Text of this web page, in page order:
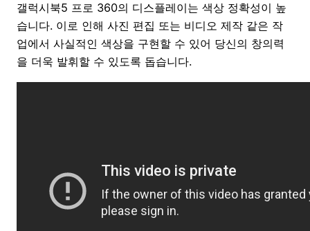
갤럭시북5 프로 360의 디스플레이는 색상 정확성이 높
습니다. 이로 인해 사진 편집 또는 비디오 제작 같은 작
업에서 사실적인 색상을 구현할 수 있어 당신의 창의력
을 더욱 발휘할 수 있도록 돕습니다.